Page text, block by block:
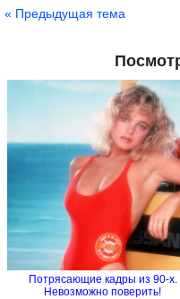
« Предыдущая тема
Потрясающие кадры из 90-х.
Невозможно поверить!